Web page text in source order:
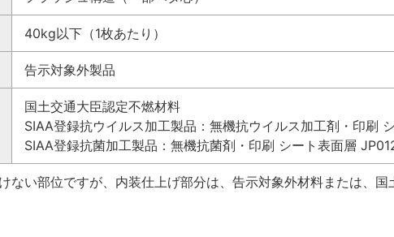
40kg以下（1枚あたり）
告示対象外製品
国土交通大臣認定不燃材料
SIAA登録抗ウイルス加工製品：無機抗ウイルス加工剤・印刷
SIAA登録抗菌加工製品：無機抗菌剤・印刷 シート表面層
ない部位ですが、内装仕上げ部分は、告示対象外材料または